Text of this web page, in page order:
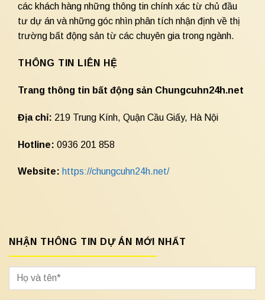
các khách hàng những thông tin chính xác từ chủ đầu
tư dự án và những góc nhìn phân tích nhận định về thị
trường bất động sản từ các chuyên gia trong ngành.
THÔNG TIN LIÊN HỆ
Trang thông tin bất động sản Chungcuhn24h.net
Địa chỉ: 219 Trung Kính, Quận Cầu Giấy, Hà Nội
Hotline: 0936 201 858
Website: https://chungcuhn24h.net/
NHẬN THÔNG TIN DỰ ÁN MỚI NHẤT